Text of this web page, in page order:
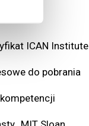
ICAN Institute
do pobrania